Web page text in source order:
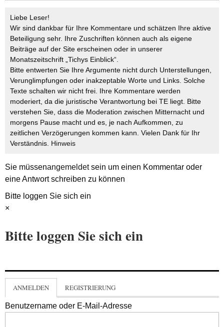
Liebe Leser!
Wir sind dankbar für Ihre Kommentare und schätzen Ihre aktive
Beteiligung sehr. Ihre Zuschriften können auch als eigene
Beiträge auf der Site erscheinen oder in unserer
Monatszeitschrift „Tichys Einblick“.
Bitte entwerten Sie Ihre Argumente nicht durch Unterstellungen,
Verunglimpfungen oder inakzeptable Worte und Links. Solche
Texte schalten wir nicht frei. Ihre Kommentare werden
moderiert, da die juristische Verantwortung bei TE liegt. Bitte
verstehen Sie, dass die Moderation zwischen Mitternacht und
morgens Pause macht und es, je nach Aufkommen, zu
zeitlichen Verzögerungen kommen kann. Vielen Dank für Ihr
Verständnis. Hinweis
Sie müssenangemeldetsein um einen Kommentar oder
eine Antwort schreiben zu können
Bitte loggen Sie sich ein
×
Bitte loggen Sie sich ein
ANMELDEN REGISTRIERUNG
Benutzername oder E-Mail-Adresse